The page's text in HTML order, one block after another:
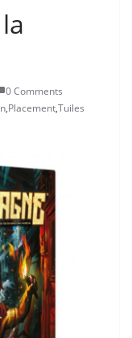
0 Comments
,Placement,Tuiles